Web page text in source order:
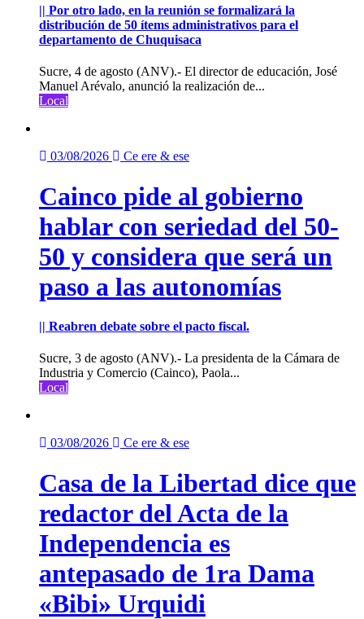
|| Por otro lado, en la reunión se formalizará la
distribución de 50 ítems administrativos para el
departamento de Chuquisaca
Sucre, 4 de agosto (ANV).- El director de educación, José
Manuel Arévalo, anunció la realización de...
Local
03/08/2026 Ce ere & ese
Cainco pide al gobierno
hablar con seriedad del 50-
50 y considera que será un
paso a las autonomías
|| Reabren debate sobre el pacto fiscal.
Sucre, 3 de agosto (ANV).- La presidenta de la Cámara de
Industria y Comercio (Cainco), Paola...
Local
03/08/2026 Ce ere & ese
Casa de la Libertad dice que
redactor del Acta de la
Independencia es
antepasado de 1ra Dama
«Bibi» Urquidi